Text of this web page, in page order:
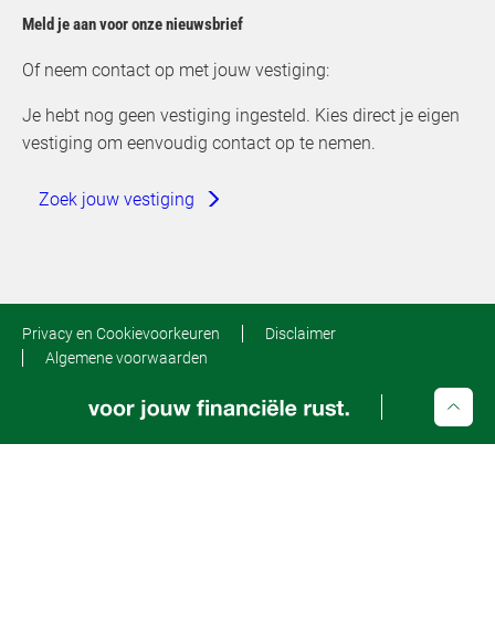
Meld je aan voor onze nieuwsbrief
Of neem contact op met jouw vestiging:
Je hebt nog geen vestiging ingesteld. Kies direct je eigen
vestiging om eenvoudig contact op te nemen.
Zoek jouw vestiging
Privacy en Cookievoorkeuren
Disclaimer
Algemene voorwaarden